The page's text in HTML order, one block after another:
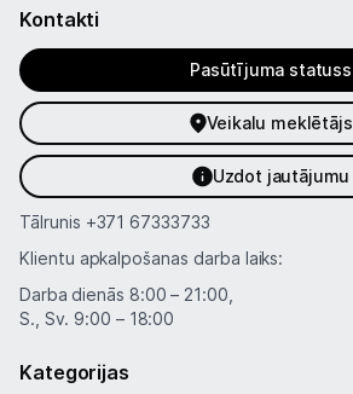
Kontakti
Pasūtījuma statuss
Veikalu meklētājs
Uzdot jautājumu
Tālrunis +371 67333733
Klientu apkalpošanas darba laiks:
Darba dienās 8:00 – 21:00,
S., Sv. 9:00 – 18:00
Kategorijas